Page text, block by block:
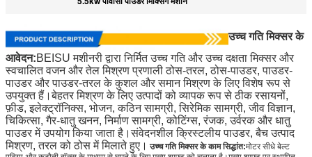
उच्च गति मिक्सर के
आवेदन:BEISU मशीनरी द्वारा निर्मित उच्च गति और उच्च दक्षता मिक्सर और
स्वचालित वजन और तेल मिश्रण प्रणाली ठोस-तरल, ठोस-पाउडर, पाउडर-
पाउडर और पाउडर-तरल के कुशल और समान मिश्रण के लिए विशेष रूप से
उपयुक्त हैं।बेहतर मिश्रण के लिए उत्पादों को व्यापक रूप से ठीक रसायनों,
फ़ीड, इलेक्ट्रॉनिक्स, भोजन, कठिन सामग्री, सिरेमिक सामग्री, जीव विज्ञान,
चिकित्सा, गैर-धातु खनन, निर्माण सामग्री, कोटिंग्स, रंजक, उर्वरक और धातु
पाउडर में उपयोग किया जाता है।संवेदनशील क्रिस्टलीय पाउडर, बैच उत्पाद
मिश्रण, तरल को ठोस में मिलाते हुए। उच्च गति मिक्सर के काम सिद्धांत:मोटर सीधे बेल्ट